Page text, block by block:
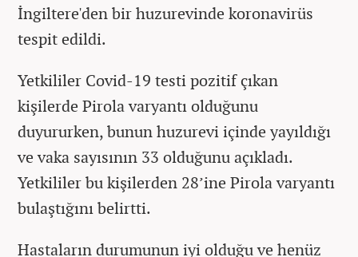
İngiltere'den bir huzurevinde koronavirüs
tespit edildi.
Yetkililer Covid-19 testi pozitif çıkan
kişilerde Pirola varyantı olduğunu
duyururken, bunun huzurevi içinde yayıldığı
ve vaka sayısının 33 olduğunu açıkladı.
Yetkililer bu kişilerden 28’ine Pirola varyantı
bulaştığını belirtti.
Hastaların durumunun iyi olduğu ve henüz